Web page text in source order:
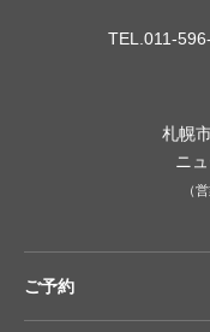
TEL.011-
札幌
ニ
（
ご予約